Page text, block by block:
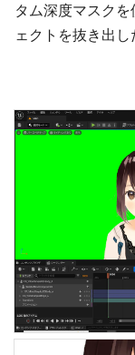
タム深度マスク
ェクトを抜き出し